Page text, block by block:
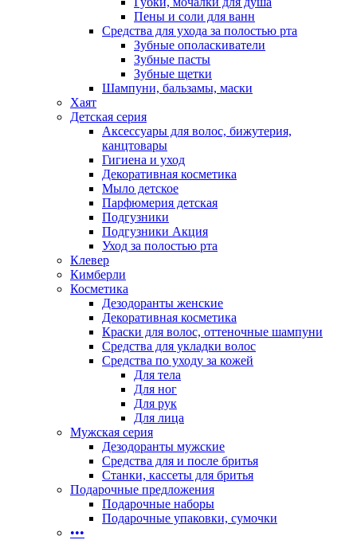
Пены и соли для ванн
Средства для ухода за полостью рта
Зубные ополаскиватели
Зубные пасты
Зубные щетки
Шампуни, бальзамы, маски
Хаят
Детская серия
Аксессуары для волос, бижутерия,
канцтовары
Гигиена и уход
Декоративная косметика
Мыло детское
Парфюмерия детская
Подгузники
Подгузники Акция
Уход за полостью рта
Клевер
Кимберли
Косметика
Дезодоранты женские
Декоративная косметика
Краски для волос, оттеночные шампуни
Средства для укладки волос
Средства по уходу за кожей
Для тела
Для ног
Для рук
Для лица
Мужская серия
Дезодоранты мужские
Средства для и после бритья
Станки, кассеты для бритья
Подарочные предложения
Подарочные наборы
Подарочные упаковки, сумочки
•••